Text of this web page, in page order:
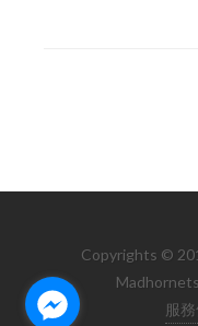
Copyrights ©
服